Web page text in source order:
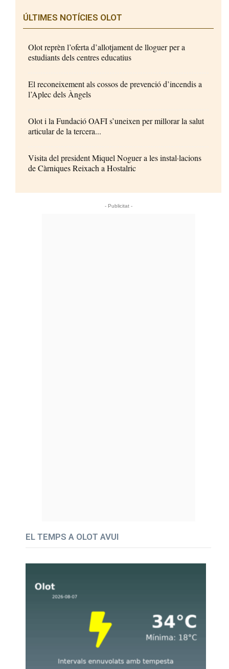
ÚLTIMES NOTÍCIES OLOT
Olot reprèn l’oferta d’allotjament de lloguer per a
estudiants dels centres educatius
El reconeixement als cossos de prevenció d’incendis a
l’Aplec dels Àngels
Olot i la Fundació OAFI s’uneixen per millorar la salut
articular de la tercera...
Visita del president Miquel Noguer a les instal·lacions
de Càrniques Reixach a Hostalric
- Publicitat -
EL TEMPS A OLOT AVUI